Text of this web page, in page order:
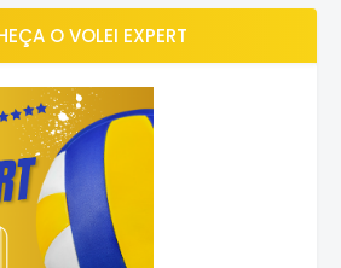
O VOLEI EXPERT